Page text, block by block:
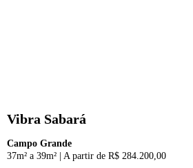
Vibra Sabará
Campo Grande
37m² a 39m²
A partir de R$ 284.200,00